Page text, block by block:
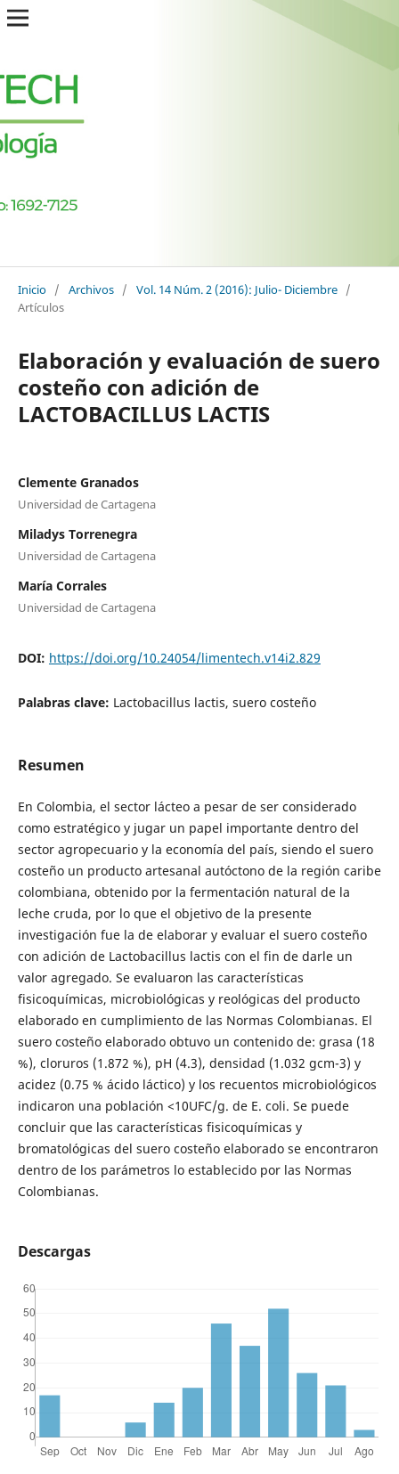
Inicio / Archivos / Vol. 14 Núm. 2 (2016): Julio- Diciembre /
Artículos
Elaboración y evaluación de suero
costeño con adición de
LACTOBACILLUS LACTIS
Clemente Granados
Universidad de Cartagena
Miladys Torrenegra
Universidad de Cartagena
María Corrales
Universidad de Cartagena
DOI: https://doi.org/10.24054/limentech.v14i2.829
Palabras clave: Lactobacillus lactis, suero costeño
Resumen
En Colombia, el sector lácteo a pesar de ser considerado
como estratégico y jugar un papel importante dentro del
sector agropecuario y la economía del país, siendo el suero
costeño un producto artesanal autóctono de la región caribe
colombiana, obtenido por la fermentación natural de la
leche cruda, por lo que el objetivo de la presente
investigación fue la de elaborar y evaluar el suero costeño
con adición de Lactobacillus lactis con el fin de darle un
valor agregado. Se evaluaron las características
fisicoquímicas, microbiológicas y reológicas del producto
elaborado en cumplimiento de las Normas Colombianas. El
suero costeño elaborado obtuvo un contenido de: grasa (18
%), cloruros (1.872 %), pH (4.3), densidad (1.032 gcm-3) y
acidez (0.75 % ácido láctico) y los recuentos microbiológicos
indicaron una población <10UFC/g. de E. coli. Se puede
concluir que las características fisicoquímicas y
bromatológicas del suero costeño elaborado se encontraron
dentro de los parámetros lo establecido por las Normas
Colombianas.
Descargas